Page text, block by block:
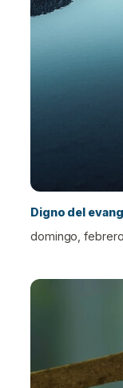
Digno del
domingo,